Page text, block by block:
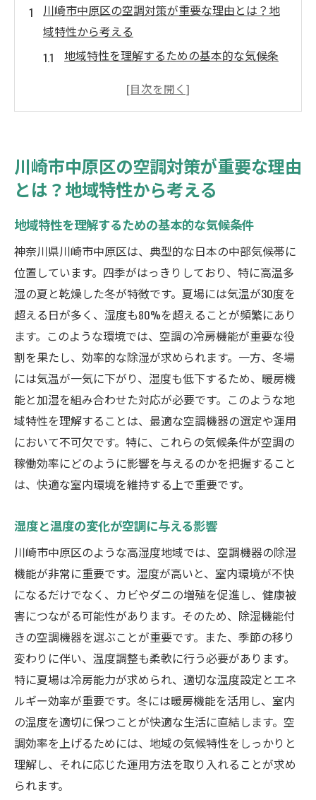
川崎市中原区の空調対策が重要な理由とは？地
域特性から考える
地域特性を理解するための基本的な気候条
湿度と温度の変化が空調に与える影響
空調効率を上げるための地域特化型戦略
地域住民の声から学ぶ空調対策の実際
湿気の多い川崎市での空調メンテナンスの具体
湿気対策のための空調設備メンテナンス
メンテナンス頻度とその効果的なタイミン
グ
湿気による空調問題を未然に防ぐチェック
リスト
専門家による定期点検の重要性
DIYでできる簡単なメンテナンス術
空調メンテナンスにおけるよくある質問
空調トラブルを未然に防ぐための地域に根ざし
たポイント
地域特性を考慮した空調システムの選び方
空調トラブルの早期発見と対処法
トラブルを防ぐための日常的な対策
空調トラブル時の迅速な対応マニュアル
地域住民と共有するトラブル防止経験談
川崎市中原区の住環境を快適に保つ空調と防水
の最新技術
新技術で進化する空調システム
防水技術の最前線とは？
最新技術を活用した効果的な湿気対策
空調効率を向上させるテクノロジー
川崎市中原区の空調対策が重要な理由
とは？地域特性から考える
地域特性を理解するための基本的な気候条件
神奈川県川崎市中原区は、典型的な日本の中部気候帯に
位置しています。四季がはっきりしており、特に高温多
湿の夏と乾燥した冬が特徴です。夏場には気温が30度を
超える日が多く、湿度も80%を超えることが頻繁にあり
ます。このような環境では、空調の冷房機能が重要な役
割を果たし、効率的な除湿が求められます。一方、冬場
には気温が一気に下がり、湿度も低下するため、暖房機
能と加湿を組み合わせた対応が必要です。このような地
域特性を理解することは、最適な空調機器の選定や運用
において不可欠です。特に、これらの気候条件が空調の
稼働効率にどのように影響を与えるのかを把握すること
は、快適な室内環境を維持する上で重要です。
湿度と温度の変化が空調に与える影響
川崎市中原区のような高湿度地域では、空調機器の除湿
機能が非常に重要です。湿度が高いと、室内環境が不快
になるだけでなく、カビやダニの増殖を促進し、健康被
害につながる可能性があります。そのため、除湿機能付
きの空調機器を選ぶことが重要です。また、季節の移り
変わりに伴い、温度調整も柔軟に行う必要があります。
特に夏場は冷房能力が求められ、適切な温度設定とエネ
ルギー効率が重要です。冬には暖房機能を活用し、室内
の温度を適切に保つことが快適な生活に直結します。空
調効率を上げるためには、地域の気候特性をしっかりと
理解し、それに応じた運用方法を取り入れることが求め
られます。